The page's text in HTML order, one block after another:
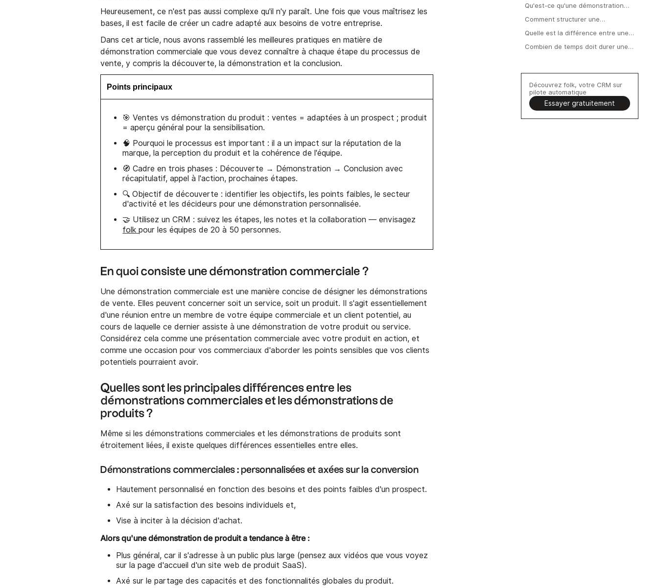
Heureusement, ce n'est pas aussi complexe qu'il n'y paraît. Une fois que vous maîtrisez les
bases, il est facile de créer un cadre adapté aux besoins de votre entreprise.
Dans cet article, nous avons rassemblé les meilleures pratiques en matière de
démonstration commerciale que vous devez connaître à chaque étape du processus de
vente, y compris la découverte, la démonstration et la conclusion.
Points principaux
🎯 Ventes vs démonstration du produit : ventes = adaptées à un prospect ; produit
= aperçu général pour la sensibilisation.
🧠 Pourquoi le processus est important : il a un impact sur la réputation de la
marque, la perception du produit et la cohérence de l'équipe.
🧭 Cadre en trois phases : Découverte → Démonstration → Conclusion avec
récapitulatif, appel à l'action, prochaines étapes.
🔍 Objectif de découverte : identifier les objectifs, les points faibles, le secteur
d'activité et les décideurs pour une démonstration personnalisée.
🤝 Utilisez un CRM : suivez les étapes, les notes et la collaboration — envisagez
folkpour les équipes de 20 à 50 personnes.
En quoi consiste une démonstration commerciale ?
Une démonstration commerciale est une manière concise de désigner les démonstrations
de vente. Elles peuvent concerner soit un service, soit un produit. Il s'agit essentiellement
d'une réunion entre un membre de votre équipe commerciale et un client potentiel, au
cours de laquelle ce dernier assiste à une démonstration de votre produit ou service.
Considérez cela comme une présentation commerciale avec votre produit en action, et
comme une occasion pour vos commerciaux d'aborder les points sensibles que vos clients
potentiels pourraient avoir.
Quelles sont les principales différences entre les
démonstrations commerciales et les démonstrations de
produits ?
Même si les démonstrations commerciales et les démonstrations de produits sont
étroitement liées, il existe quelques différences essentielles entre elles.
Démonstrations commerciales : personnalisées et axées sur la conversion
Hautement personnalisé en fonction des besoins et des points faibles d'un prospect.
Axé sur la satisfaction des besoins individuels et,
Vise à inciter à la décision d'achat.
Alors qu'une démonstration de produit a tendance à être :
Plus général, car il s'adresse à un public plus large (pensez aux vidéos que vous voyez
sur la page d'accueil d'un site web de produit SaaS).
Axé sur le partage des capacités et des fonctionnalités globales du produit.
Qu'est-ce qu'une démonstration
Comment structurer une
démonstration commerciale ?
Quelle est la différence entre une
démonstration produit ?
Combien de temps doit durer une
Découvrez folk, votre CRM sur
pilote automatique
Essayer gratuitement